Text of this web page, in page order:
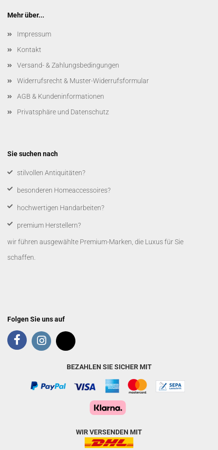
Mehr über...
Impressum
Kontakt
Versand- & Zahlungsbedingungen
Widerrufsrecht & Muster-Widerrufsformular
AGB & Kundeninformationen
Privatsphäre und Datenschutz
Sie suchen nach
​stilvollen Antiquitäten?
besonderen Homeaccessoires?
hochwertigen Handarbeiten?
premium Herstellern?
wir führen ausgewählte Premium-Marken, die Luxus für Sie
schaffen.
Folgen Sie uns auf
BEZAHLEN SIE SICHER MIT
WIR VERSENDEN MIT